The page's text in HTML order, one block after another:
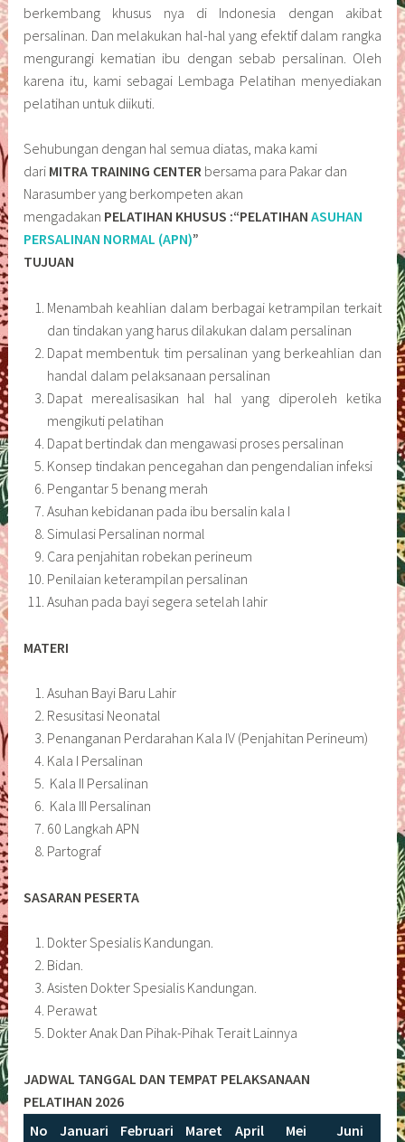
berkembang khusus nya di Indonesia dengan akibat
persalinan. Dan melakukan hal-hal yang efektif dalam rangka
mengurangi kematian ibu dengan sebab persalinan. Oleh
karena itu, kami sebagai Lembaga Pelatihan menyediakan
pelatihan untuk diikuti.
Sehubungan dengan hal semua diatas, maka kami
dari MITRA TRAINING CENTER bersama para Pakar dan
Narasumber yang berkompeten akan
mengadakan PELATIHAN KHUSUS :“PELATIHANASUHAN
PERSALINAN NORMAL (APN)”
TUJUAN
Menambah keahlian dalam berbagai ketrampilan terkait
dan tindakan yang harus dilakukan dalam persalinan
Dapat membentuk tim persalinan yang berkeahlian dan
handal dalam pelaksanaan persalinan
Dapat merealisasikan hal hal yang diperoleh ketika
mengikuti pelatihan
Dapat bertindak dan mengawasi proses persalinan
Konsep tindakan pencegahan dan pengendalian infeksi
Pengantar 5 benang merah
Asuhan kebidanan pada ibu bersalin kala I
Simulasi Persalinan normal
Cara penjahitan robekan perineum
Penilaian keterampilan persalinan
Asuhan pada bayi segera setelah lahir
MATERI
Asuhan Bayi Baru Lahir
Resusitasi Neonatal
Penanganan Perdarahan Kala IV (Penjahitan Perineum)
Kala I Persalinan
Kala II Persalinan
Kala III Persalinan
60 Langkah APN
Partograf
SASARAN PESERTA
Dokter Spesialis Kandungan.
Bidan.
Asisten Dokter Spesialis Kandungan.
Perawat
Dokter Anak Dan Pihak-Pihak Terait Lainnya
JADWAL TANGGAL DAN TEMPAT PELAKSANAAN
PELATIHAN 2026
No
Januari Februari Maret April Mei
Juni